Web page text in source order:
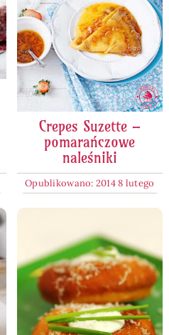
Crepes Suzette –
pomarańczowe
naleśniki
Opublikowano: 2014 8 lutego